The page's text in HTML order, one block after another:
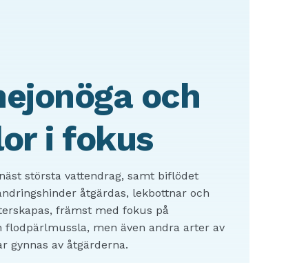
och
i fokus
största vattendrag, samt biflödet
åtgärdas, lekbottnar och
främst med fokus på
flodpärlmussla, men även andra arter av
gynnas av åtgärderna.